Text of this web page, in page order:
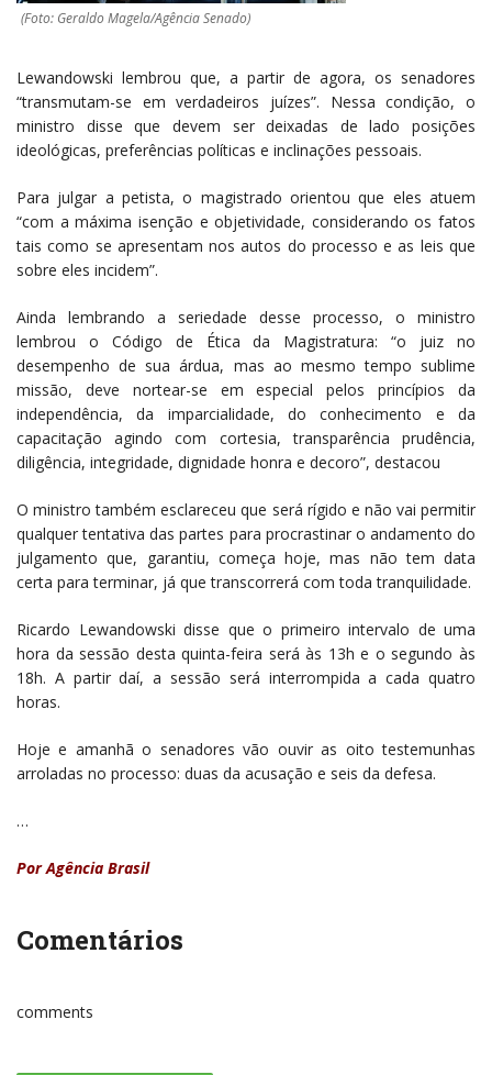
(Foto: Geraldo Magela/Agência Senado)
Lewandowski lembrou que, a partir de agora, os senadores
“transmutam-se em verdadeiros juízes”. Nessa condição, o
ministro disse que devem ser deixadas de lado posições
ideológicas, preferências políticas e inclinações pessoais.
Para julgar a petista, o magistrado orientou que eles atuem
“com a máxima isenção e objetividade, considerando os fatos
tais como se apresentam nos autos do processo e as leis que
sobre eles incidem”.
Ainda lembrando a seriedade desse processo, o ministro
lembrou o Código de Ética da Magistratura: “o juiz no
desempenho de sua árdua, mas ao mesmo tempo sublime
missão, deve nortear-se em especial pelos princípios da
independência, da imparcialidade, do conhecimento e da
capacitação agindo com cortesia, transparência prudência,
diligência, integridade, dignidade honra e decoro”, destacou
O ministro também esclareceu que será rígido e não vai permitir
qualquer tentativa das partes para procrastinar o andamento do
julgamento que, garantiu, começa hoje, mas não tem data
certa para terminar, já que transcorrerá com toda tranquilidade.
Ricardo Lewandowski disse que o primeiro intervalo de uma
hora da sessão desta quinta-feira será às 13h e o segundo às
18h. A partir daí, a sessão será interrompida a cada quatro
horas.
Hoje e amanhã o senadores vão ouvir as oito testemunhas
arroladas no processo: duas da acusação e seis da defesa.
…
Por Agência Brasil
Comentários
comments